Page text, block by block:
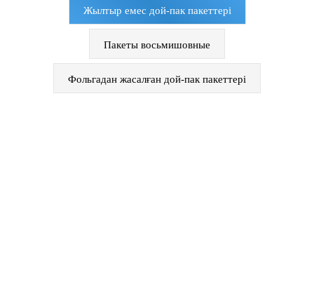
Жылтыр емес дой-пак пакеттері
Пакеты восьмишовные
Фольгадан жасалған дой-пак пакеттері